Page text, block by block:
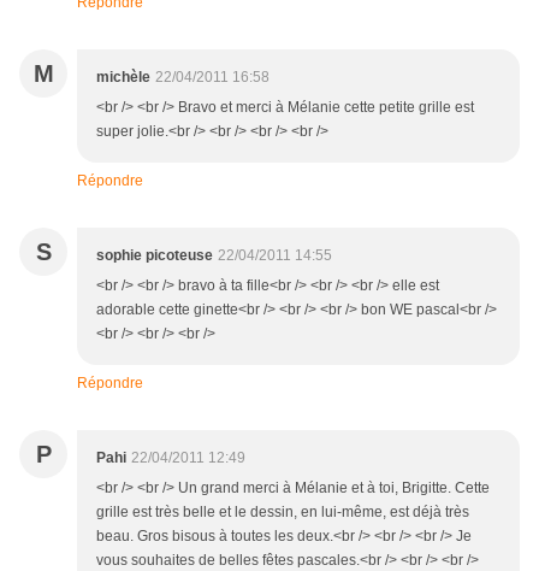
M michèle 22/04/2011 16:58
<br /> <br /> Bravo et merci à Mélanie cette petite grille est
super jolie.<br /> <br /> <br /> <br />
Répondre
S sophie picoteuse 22/04/2011 14:55
<br /> <br /> bravo à ta fille<br /> <br /> <br /> elle est
adorable cette ginette<br /> <br /> <br /> bon WE pascal<br />
<br /> <br /> <br />
Répondre
P Pahi 22/04/2011 12:49
<br /> <br /> Un grand merci à Mélanie et à toi, Brigitte. Cette
grille est très belle et le dessin, en lui-même, est déjà très
beau. Gros bisous à toutes les deux.<br /> <br /> <br /> Je
vous souhaites de belles fêtes pascales.<br /> <br /> <br />